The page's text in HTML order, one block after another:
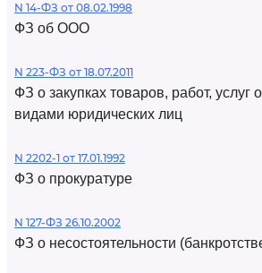
N 14-ФЗ от 08.02.1998
ФЗ об ООО
N 223-ФЗ от 18.07.2011
ФЗ о закупках товаров, работ, услуг
видами юридических лиц
N 2202-1 от 17.01.1992
ФЗ о прокуратуре
N 127-ФЗ 26.10.2002
ФЗ о несостоятельности